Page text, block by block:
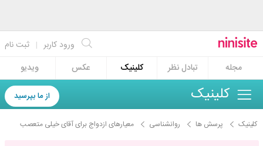
ثبت نام | ورود کاربر
مجله
تبادل نظر کلینیک عکس ویدیو
از ما بپرسید کلینیک
کلینیک پرسش ها روانشناسی معیارهای ازدواج برای آقای خیلی متعصب